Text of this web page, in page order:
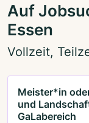
Auf
Essen
Vollzeit,
Meister*in
und
GaLabereich